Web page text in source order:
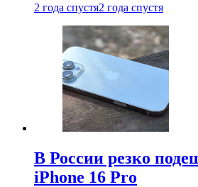
2 года спустя2 года спустя
В России резко
iPhone 16 Pro